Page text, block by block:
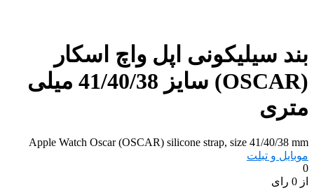
بند سیلیکونی اپل واچ اسکار
(OSCAR) سایز 41/40/38 میلی
متری
Apple Watch Oscar (OSCAR) silicone strap, size 41/40/38 mm
موبایل و تبلت
0
از 0 رای